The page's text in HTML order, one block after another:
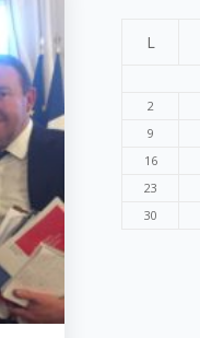
L
2
9
16
23
30